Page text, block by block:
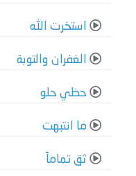
استخرت الله
الغفران والتوبة
حظي حلو
ما انتبهت
ثق تماماً